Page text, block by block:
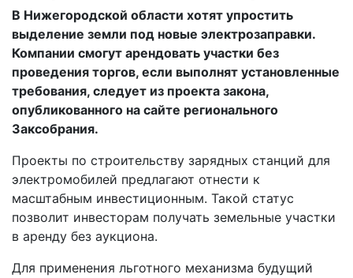
В Нижегородской области хотят упростить
выделение земли под новые электрозаправки.
Компании смогут арендовать участки без
проведения торгов, если выполнят установленные
требования, следует из проекта закона,
опубликованного на сайте регионального
Заксобрания.
Проекты по строительству зарядных станций для
электромобилей предлагают отнести к
масштабным инвестиционным. Такой статус
позволит инвесторам получать земельные участки
в аренду без аукциона.
Для применения льготного механизма будущий